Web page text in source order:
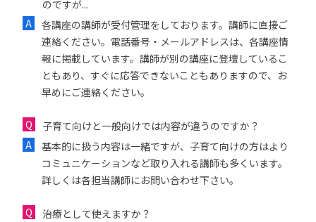
のですが...
各講座の講師が受付管理をしております。講師に直接ご
連絡ください。電話番号・メールアドレスは、各講座情
報に掲載しています。講師が別の講座に登壇しているこ
ともあり、すぐに応答できないこともありますので、お
早めにご連絡ください。
子育て向けと一般向けでは内容が違うのですか？
基本的に扱う内容は一緒ですが、子育て向けの方はより
コミュニケーションなど取り入れる講師も多くいます。
詳しくは各担当講師にお問い合わせ下さい。
治療として使えますか？